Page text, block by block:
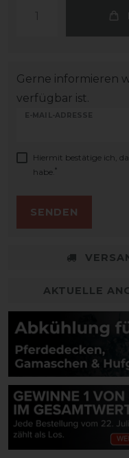
Gerne informieren
verfügbar ist.
E-MAIL-ADRESSE
Hiermit bestätige ich,
habe. *
SENDEN
AKTUELLE